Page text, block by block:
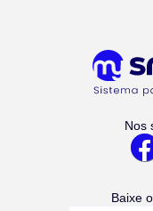
Nos
Baixe